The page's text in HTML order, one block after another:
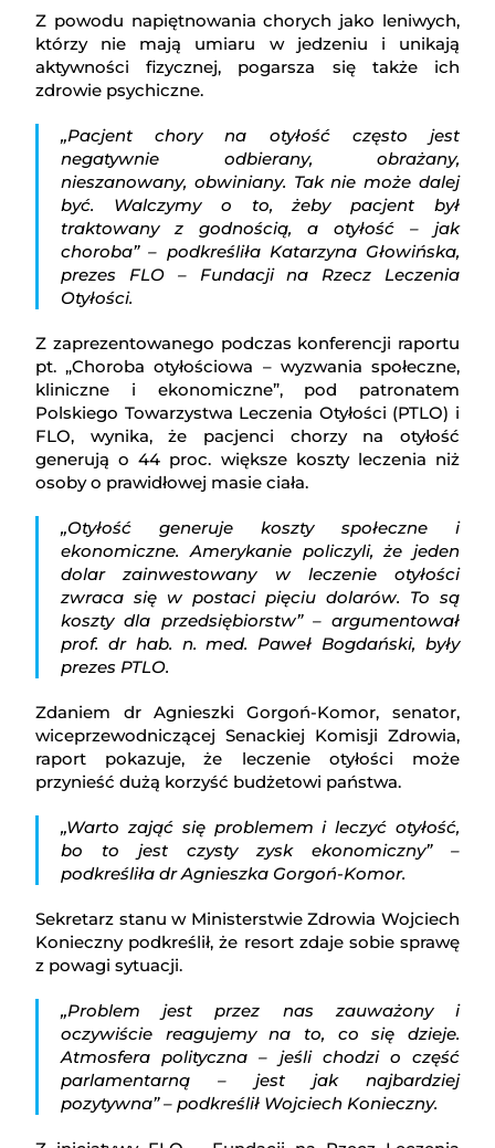
Z powodu napiętnowania chorych jako leniwych,
którzy nie mają umiaru w jedzeniu i unikają
aktywności fizycznej, pogarsza się także ich
zdrowie psychiczne.
„Pacjent chory na otyłość często jest
negatywnie odbierany, obrażany,
nieszanowany, obwiniany. Tak nie może dalej
być. Walczymy o to, żeby pacjent był
traktowany z godnością, a otyłość – jak
choroba” – podkreśliła Katarzyna Głowińska,
prezes FLO – Fundacji na Rzecz Leczenia
Otyłości.
Z zaprezentowanego podczas konferencji raportu
pt. „Choroba otyłościowa – wyzwania społeczne,
kliniczne i ekonomiczne”, pod patronatem
Polskiego Towarzystwa Leczenia Otyłości (PTLO) i
FLO, wynika, że pacjenci chorzy na otyłość
generują o 44 proc. większe koszty leczenia niż
osoby o prawidłowej masie ciała.
„Otyłość generuje koszty społeczne i
ekonomiczne. Amerykanie policzyli, że jeden
dolar zainwestowany w leczenie otyłości
zwraca się w postaci pięciu dolarów. To są
koszty dla przedsiębiorstw” – argumentował
prof. dr hab. n. med. Paweł Bogdański, były
prezes PTLO.
Zdaniem dr Agnieszki Gorgoń-Komor, senator,
wiceprzewodniczącej Senackiej Komisji Zdrowia,
raport pokazuje, że leczenie otyłości może
przynieść dużą korzyść budżetowi państwa.
„Warto zająć się problemem i leczyć otyłość,
bo to jest czysty zysk ekonomiczny” –
podkreśliła dr Agnieszka Gorgoń-Komor.
Sekretarz stanu w Ministerstwie Zdrowia Wojciech
Konieczny podkreślił, że resort zdaje sobie sprawę
z powagi sytuacji.
„Problem jest przez nas zauważony i
oczywiście reagujemy na to, co się dzieje.
Atmosfera polityczna – jeśli chodzi o część
parlamentarną – jest jak najbardziej
pozytywna” – podkreślił Wojciech Konieczny.